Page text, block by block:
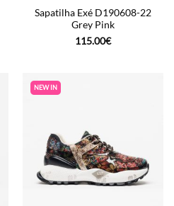
Sapatilha Exé D190608-22
Grey Pink
115.00€
NEW IN